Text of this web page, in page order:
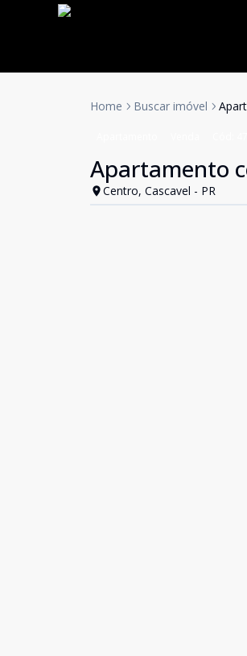
Home Buscar imóvel
Apartamento
Centro, Cascavel - PR